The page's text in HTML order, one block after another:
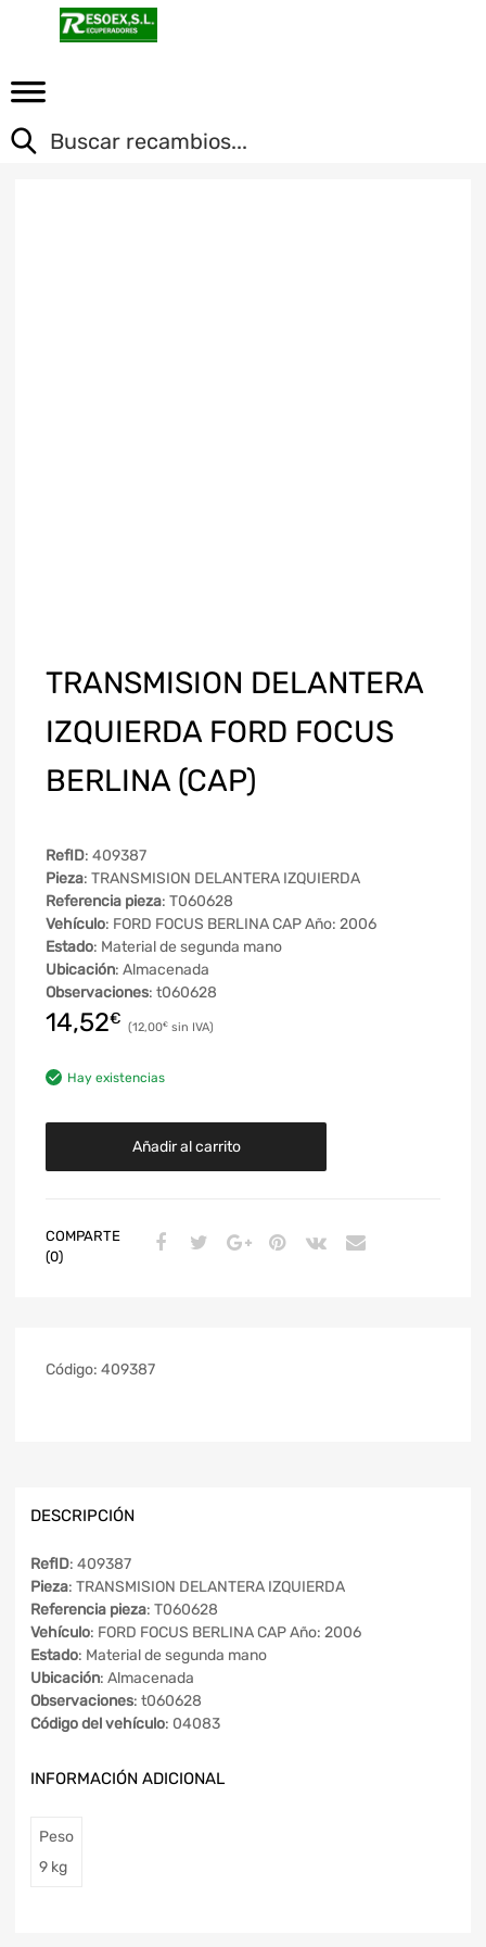
TRANSMISION DELANTERA
IZQUIERDA FORD FOCUS
BERLINA (CAP)
RefID: 409387
Pieza: TRANSMISION DELANTERA IZQUIERDA
Referencia pieza: T060628
Vehículo: FORD FOCUS BERLINA CAP Año: 2006
Estado: Material de segunda mano
Ubicación: Almacenada
Observaciones: t060628
14,52€ 12,00€
Hay existencias
Añadir al carrito
COMPARTE
(0)
Código: 409387
DESCRIPCIÓN
RefID: 409387
Pieza: TRANSMISION DELANTERA IZQUIERDA
Referencia pieza: T060628
Vehículo: FORD FOCUS BERLINA CAP Año: 2006
Estado: Material de segunda mano
Ubicación: Almacenada
Observaciones: t060628
Código del vehículo: 04083
INFORMACIÓN ADICIONAL
Peso
9 kg